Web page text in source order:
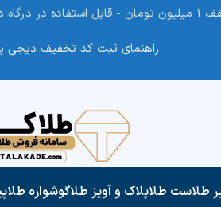
راهنمای ثبت کد تخفیف دیجی
طلاست طلاپلاک و آویز طلاگوشواره طلا